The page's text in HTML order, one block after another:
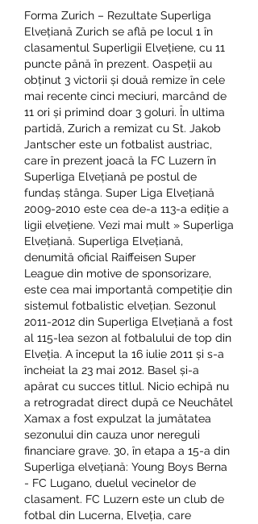
Forma Zurich – Rezultate Superliga
Elvețiană Zurich se află pe locul 1 în
clasamentul Superligii Elvețiene, cu 11
puncte până în prezent. Oaspeții au
obținut 3 victorii și două remize în cele
mai recente cinci meciuri, marcând de
11 ori și primind doar 3 goluri. În ultima
partidă, Zurich a remizat cu St. Jakob
Jantscher este un fotbalist austriac,
care în prezent joacă la FC Luzern în
Superliga Elvețiană pe postul de
fundaș stânga. Super Liga Elvețiană
2009-2010 este cea de-a 113-a ediție a
ligii elvețiene. Vezi mai mult » Superliga
Elvețiană. Superliga Elvețiană,
denumită oficial Raiffeisen Super
League din motive de sponsorizare,
este cea mai importantă competiție din
sistemul fotbalistic elvețian. Sezonul
2011-2012 din Superliga Elvețiană a fost
al 115-lea sezon al fotbalului de top din
Elveția. A început la 16 iulie 2011 și s-a
încheiat la 23 mai 2012. Basel și-a
apărat cu succes titlul. Nicio echipă nu
a retrogradat direct după ce Neuchâtel
Xamax a fost expulzat la jumătatea
sezonului din cauza unor nereguli
financiare grave. 30, în etapa a 15-a din
Superliga elvețiană: Young Boys Berna
- FC Lugano, duelul vecinelor de
clasament. FC Luzern este un club de
fotbal din Lucerna, Elveția, care